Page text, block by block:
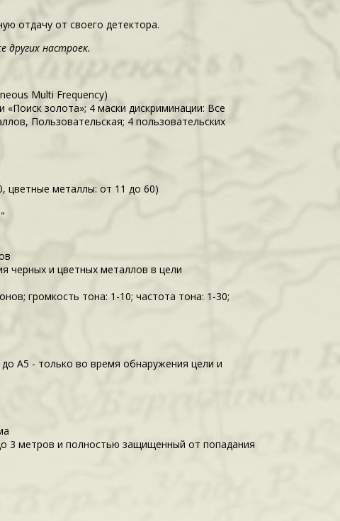
отдачу от своего детектора.
настроек.
Multi Frequency)
золота»; 4 маски дискриминации: Все
Пользовательская; 4 пользовательских
цветные металлы: от 11 до 60)
черных и цветных металлов в цели
громкость тона: 1-10; частота тона: 1-30;
А5 - только во время обнаружения цели и
3 метров и полностью защищенный от попадания